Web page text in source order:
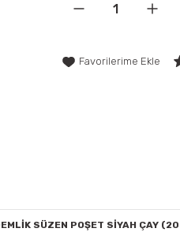
SÜZEN POŞET SİYAH ÇAY